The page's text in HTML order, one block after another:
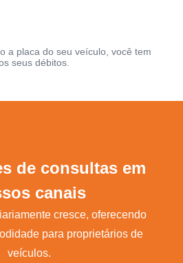
a placa do seu veículo, você tem
seus débitos.
de consultas em
canais
cresce, oferecendo
para proprietários de
veículos.